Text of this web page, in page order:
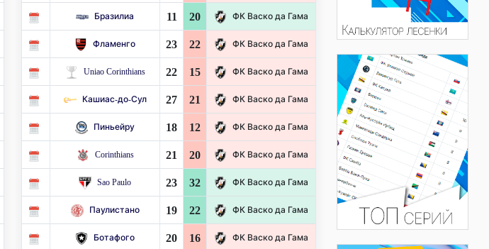
Бразилиа 11 20 ФК Васко да Гама
Фламенго 23 22 ФК Васко да Гама
Uniao Corinthians 22 15 ФК Васко да Гама
Кашиас-до-Сул 27 21 ФК Васко да Гама
Пиньейру 18 12 ФК Васко да Гама
Corinthians 21 20 ФК Васко да Гама
Sao Paulo 23 32 ФК Васко да Гама
Паулистано 19 22 ФК Васко да Гама
Ботафого 20 16 ФК Васко да Гама